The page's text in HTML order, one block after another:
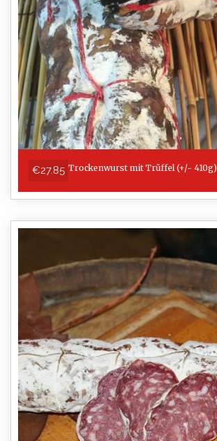
€27.85 Trockenwurst mit Trüffel (+/- 410g)